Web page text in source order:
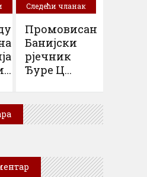
Следећи чланак
Промовисан
Банијски
рјечник
Ђуре Ц...